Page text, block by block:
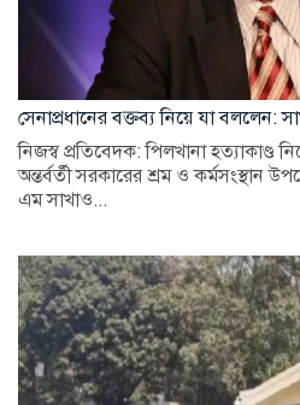
সেনাপ্রধানের বক্তব্য নিয়ে যা বললেন:
নিজস্ব প্রতিবেদক: পিলখানা হত্যাকাণ্ড
অন্তর্বর্তী সরকারের শ্রম ও কর্মসংস্থান
এম সাখাও...